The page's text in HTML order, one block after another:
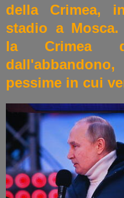
della Crimea,
stadio a
la Crimea
pessime in cui